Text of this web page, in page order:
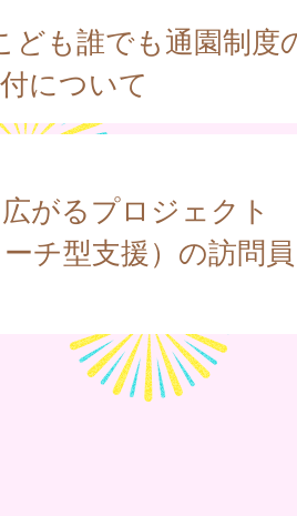
ども誰でも通園制度
について
がるプロジェクト
ーチ型支援）の訪問